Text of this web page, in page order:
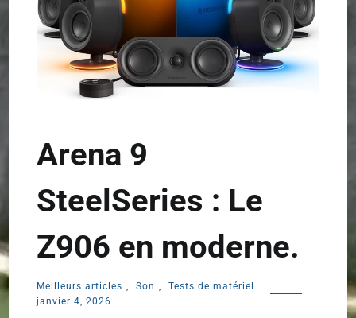
Arena 9
SteelSeries : Le
Z906 en moderne.
Meilleurs articles , Son ,
Tests de matériel
janvier 4, 2026